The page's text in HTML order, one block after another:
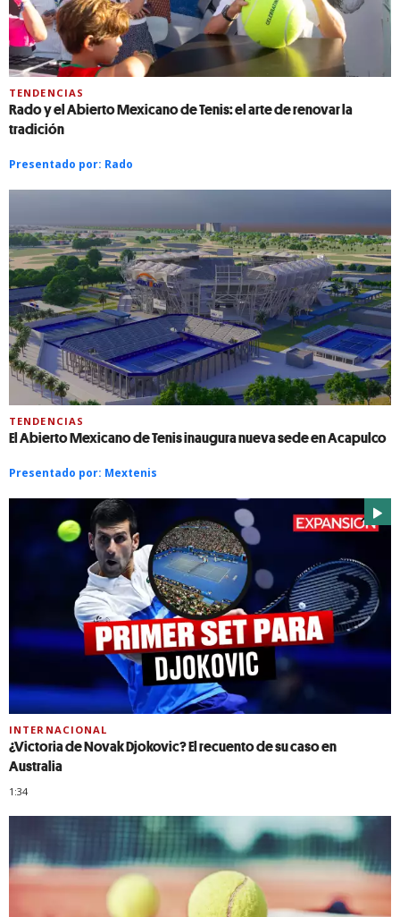
TENDENCIAS
Rado y el Abierto Mexicano de Tenis: el arte de renovar la
tradición
Presentado por: Rado
TENDENCIAS
El Abierto Mexicano de Tenis inaugura nueva sede en Acapulco
Presentado por: Mextenis
INTERNACIONAL
¿Victoria de Novak Djokovic? El recuento de su caso en
Australia
1:34